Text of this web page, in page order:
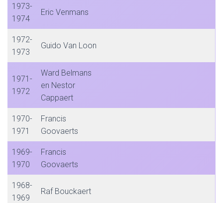
1973-
1974
Eric Venmans
1972-
1973
Guido Van Loon
1971-
1972
Ward Belmans
en Nestor
Cappaert
1970-
1971
Francis
Goovaerts
1969-
1970
Francis
Goovaerts
1968-
1969
Raf Bouckaert